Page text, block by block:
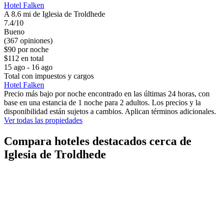
Hotel Falken
A 8.6 mi de Iglesia de Troldhede
7.4/10
Bueno
(367 opiniones)
$90 por noche
$112 en total
15 ago - 16 ago
Total con impuestos y cargos
Hotel Falken
Precio más bajo por noche encontrado en las últimas 24 horas, con
base en una estancia de 1 noche para 2 adultos. Los precios y la
disponibilidad están sujetos a cambios. Aplican términos adicionales.
Ver todas las propiedades
Compara hoteles destacados cerca de
Iglesia de Troldhede